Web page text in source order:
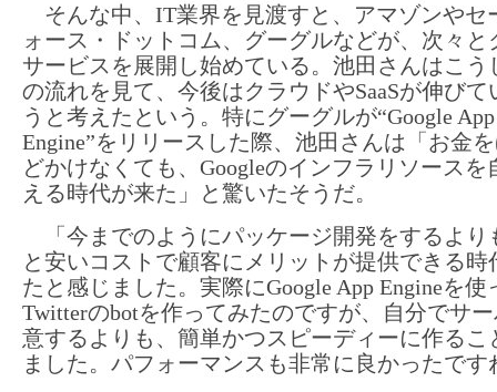
そんな中、IT業界を見渡すと、アマゾンやセ
ォース・ドットコム、グーグルなどが、次々と
サービスを展開し始めている。池田さんはこう
の流れを見て、今後はクラウドやSaaSが伸びて
うと考えたという。特にグーグルが“Google App
Engine”をリリースした際、池田さんは「お金
どかけなくても、Googleのインフラリソースを
える時代が来た」と驚いたそうだ。
「今までのようにパッケージ開発をするより
と安いコストで顧客にメリットが提供できる時
たと感じました。実際にGoogle App Engineを使
Twitterのbotを作ってみたのですが、自分でサ
意するよりも、簡単かつスピーディーに作るこ
ました。パフォーマンスも非常に良かったです